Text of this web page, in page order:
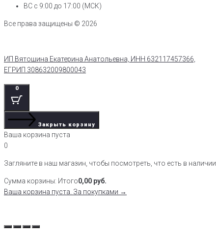
ВС с 9:00 до 17:00 (МСК)
Все права защищены © 2026
ИП Вятошина Екатерина Анатольевна, ИНН 632117457366,
ЕГРИП 308632009800043
0
Закрыть корзину
Ваша корзина пуста
0
Загляните в наш магазин, чтобы посмотреть, что есть в наличии
Сумма корзины: Итого0,00 руб.
Ваша корзина пуста. За покупками →